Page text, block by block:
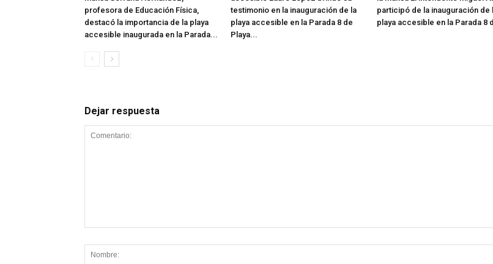
profesora de Educación Física,
destacó la importancia de la playa
accesible inaugurada en la Parada...
testimonio en la inauguración de la
playa accesible en la Parada 8 de
Playa...
participó de la inauguración de
playa accesible en la Parada 8
Dejar respuesta